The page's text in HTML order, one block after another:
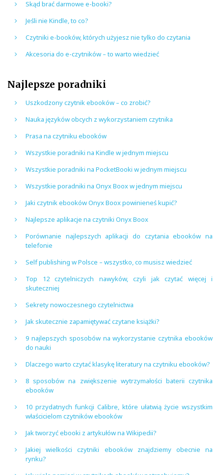
Skąd brać darmowe e-booki?
Jeśli nie Kindle, to co?
Czytniki e-booków, których użyjesz nie tylko do czytania
Akcesoria do e-czytników – to warto wiedzieć
Najlepsze poradniki
Uszkodzony czytnik ebooków – co zrobić?
Nauka języków obcych z wykorzystaniem czytnika
Prasa na czytniku ebooków
Wszystkie poradniki na Kindle w jednym miejscu
Wszystkie poradniki na PocketBooki w jednym miejscu
Wszystkie poradniki na Onyx Boox w jednym miejscu
Jaki czytnik ebooków Onyx Boox powinieneś kupić?
Najlepsze aplikacje na czytniki Onyx Boox
Porównanie najlepszych aplikacji do czytania ebooków na
telefonie
Self publishing w Polsce – wszystko, co musisz wiedzieć
Top 12 czytelniczych nawyków, czyli jak czytać więcej i
skuteczniej
Sekrety nowoczesnego czytelnictwa
Jak skutecznie zapamiętywać czytane książki?
9 najlepszych sposobów na wykorzystanie czytnika ebooków
do nauki
Dlaczego warto czytać klasykę literatury na czytniku ebooków?
8 sposobów na zwiększenie wytrzymałości baterii czytnika
ebooków
10 przydatnych funkcji Calibre, które ułatwią życie wszystkim
właścicielom czytników ebooków
Jak tworzyć ebooki z artykułów na Wikipedii?
Jakiej wielkości czytniki ebooków znajdziemy obecnie na
rynku?